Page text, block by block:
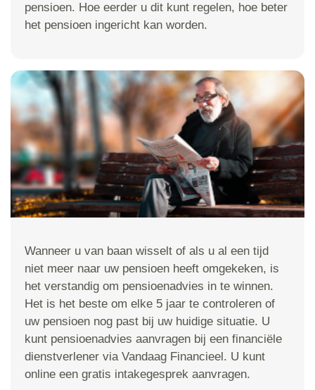
pensioen. Hoe eerder u dit kunt regelen, hoe beter
het pensioen ingericht kan worden.
Wanneer u van baan wisselt of als u al een tijd
niet meer naar uw pensioen heeft omgekeken, is
het verstandig om pensioenadvies in te winnen.
Het is het beste om elke 5 jaar te controleren of
uw pensioen nog past bij uw huidige situatie. U
kunt pensioenadvies aanvragen bij een financiële
dienstverlener via Vandaag Financieel. U kunt
online een gratis intakegesprek aanvragen.